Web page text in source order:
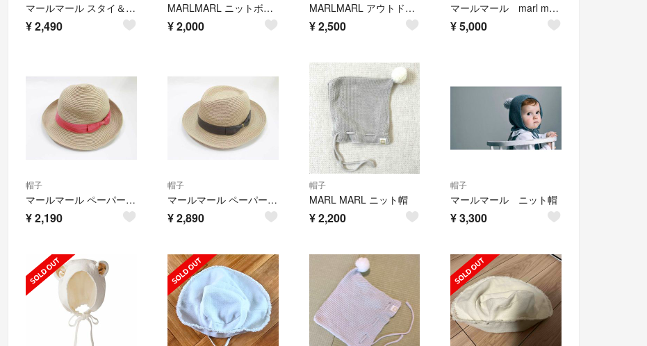
マールマール スタイ＆帽子 キッズ 男児 グレー×紺【新品 未使用品】【ネット限定】【新入荷!】▲
¥2,490
MARLMARL ニットボンネット
¥2,000
MARLMARL アウトドアハット ベビー
¥2,500
マールマール marl marl ディズニー 水陸両用 帽子 ミッキー
¥5,000
帽子
マールマール ペーパーハット ～48cm位 キッズ 女児 ベージュ×ピンク【中古】●
¥2,190
帽子
マールマール ペーパーハット ～48cm位 キッズ 男児 女児 サンドグレー【新品未使用品】●
¥2,890
帽子
MARL MARL ニット帽
¥2,200
帽子
マールマール ニット帽
¥3,300